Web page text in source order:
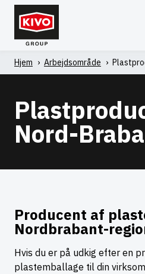
Spring
Søg
Videnbase Kontakt
Hjem ' Arbejdsområde '
Nord-
Producent af
Nordbrabant-
Hvis du er på udkig efter en
plastemballage til din